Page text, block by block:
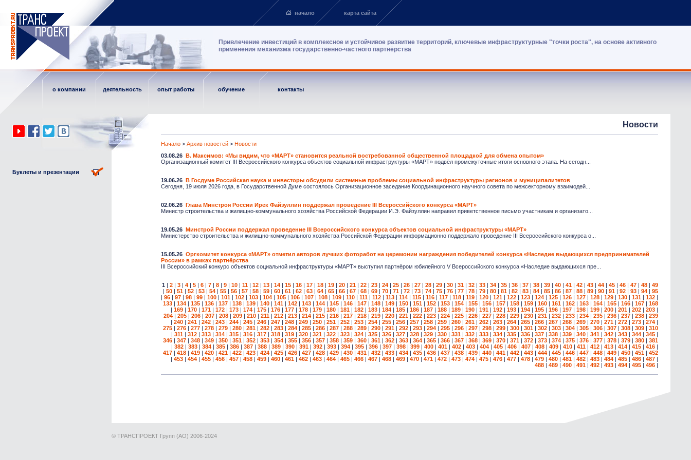
начало карта сайта
Привлечение инвестиций в комплексное и устойчивое развитие территорий, ключевые инфраструктурные "точки роста", на основе активного
применения механизма государственно-частного партнёрства
о компании деятельность опыт работы обучение контакты
Буклеты и презентации
Новости
Начало > Архив новостей > Новости
03.08.26 В. Максимов: «Мы видим, что «МАРТ» становится реальной востребованной общественной площадкой для обмена опытом»
Организационный комитет III Всероссийского конкурса объектов социальной инфраструктуры «МАРТ» подвёл промежуточные итоги основного этапа. На сегодн...
19.06.26 В Госдуме Российская наука и инвесторы обсудили системные проблемы социальной инфраструктуры регионов и муниципалитетов
Сегодня, 19 июля 2026 года, в Государственной Думе состоялось Организационное заседание Координационного научного совета по межсекторному взаимодей...
02.06.26 Глава Минстроя России Ирек Файзуллин поддержал проведение III Всероссийского конкурса «МАРТ»
Министр строительства и жилищно-коммунального хозяйства Российской Федерации И.Э. Файзуллин направил приветственное письмо участникам и организато...
19.05.26 Минстрой России поддержал проведение III Всероссийского конкурса объектов социальной инфраструктуры «МАРТ»
Министерство строительства и жилищно-коммунального хозяйства Российской Федерации информационно поддержало проведение III Всероссийского конкурса о...
15.05.26 Оргкомитет конкурса «МАРТ» отметил авторов лучших фоторабот на церемонии награждения победителей конкурса «Наследие выдающихся предпринимателей
России» в рамках партнёрства
III Всероссийский конкурс объектов социальной инфраструктуры «МАРТ» выступил партнёром юбилейного V Всероссийского конкурса «Наследие выдающихся пре...
1 | 2 | 3 | 4 | 5 | 6 | 7 | 8 | 9 | 10 | 11 | 12 | 13 | 14 | 15 | 16 | 17 | 18 | 19 | 20 | 21 | 22 | 23 | 24 | 25 | 26 | 27 | 28 | 29 | 30 | 31 | 32 | 33 | 34 | 35 | 36 | 37 | 38 | 39 | 40 | 41 | 42 | 43 | 44 | 45 | 46 | 47 | 48 | 49
| 50 | 51 | 52 | 53 | 54 | 55 | 56 | 57 | 58 | 59 | 60 | 61 | 62 | 63 | 64 | 65 | 66 | 67 | 68 | 69 | 70 | 71 | 72 | 73 | 74 | 75 | 76 | 77 | 78 | 79 | 80 | 81 | 82 | 83 | 84 | 85 | 86 | 87 | 88 | 89 | 90 | 91 | 92 | 93 | 94 | 95
| 96 | 97 | 98 | 99 | 100 | 101 | 102 | 103 | 104 | 105 | 106 | 107 | 108 | 109 | 110 | 111 | 112 | 113 | 114 | 115 | 116 | 117 | 118 | 119 | 120 | 121 | 122 | 123 | 124 | 125 | 126 | 127 | 128 | 129 | 130 | 131 | 132 |
133 | 134 | 135 | 136 | 137 | 138 | 139 | 140 | 141 | 142 | 143 | 144 | 145 | 146 | 147 | 148 | 149 | 150 | 151 | 152 | 153 | 154 | 155 | 156 | 157 | 158 | 159 | 160 | 161 | 162 | 163 | 164 | 165 | 166 | 167 | 168
| 169 | 170 | 171 | 172 | 173 | 174 | 175 | 176 | 177 | 178 | 179 | 180 | 181 | 182 | 183 | 184 | 185 | 186 | 187 | 188 | 189 | 190 | 191 | 192 | 193 | 194 | 195 | 196 | 197 | 198 | 199 | 200 | 201 | 202 | 203 |
204 | 205 | 206 | 207 | 208 | 209 | 210 | 211 | 212 | 213 | 214 | 215 | 216 | 217 | 218 | 219 | 220 | 221 | 222 | 223 | 224 | 225 | 226 | 227 | 228 | 229 | 230 | 231 | 232 | 233 | 234 | 235 | 236 | 237 | 238 | 239
| 240 | 241 | 242 | 243 | 244 | 245 | 246 | 247 | 248 | 249 | 250 | 251 | 252 | 253 | 254 | 255 | 256 | 257 | 258 | 259 | 260 | 261 | 262 | 263 | 264 | 265 | 266 | 267 | 268 | 269 | 270 | 271 | 272 | 273 | 274 |
275 | 276 | 277 | 278 | 279 | 280 | 281 | 282 | 283 | 284 | 285 | 286 | 287 | 288 | 289 | 290 | 291 | 292 | 293 | 294 | 295 | 296 | 297 | 298 | 299 | 300 | 301 | 302 | 303 | 304 | 305 | 306 | 307 | 308 | 309 | 310
| 311 | 312 | 313 | 314 | 315 | 316 | 317 | 318 | 319 | 320 | 321 | 322 | 323 | 324 | 325 | 326 | 327 | 328 | 329 | 330 | 331 | 332 | 333 | 334 | 335 | 336 | 337 | 338 | 339 | 340 | 341 | 342 | 343 | 344 | 345 |
346 | 347 | 348 | 349 | 350 | 351 | 352 | 353 | 354 | 355 | 356 | 357 | 358 | 359 | 360 | 361 | 362 | 363 | 364 | 365 | 366 | 367 | 368 | 369 | 370 | 371 | 372 | 373 | 374 | 375 | 376 | 377 | 378 | 379 | 380 | 381
| 382 | 383 | 384 | 385 | 386 | 387 | 388 | 389 | 390 | 391 | 392 | 393 | 394 | 395 | 396 | 397 | 398 | 399 | 400 | 401 | 402 | 403 | 404 | 405 | 406 | 407 | 408 | 409 | 410 | 411 | 412 | 413 | 414 | 415 | 416 |
417 | 418 | 419 | 420 | 421 | 422 | 423 | 424 | 425 | 426 | 427 | 428 | 429 | 430 | 431 | 432 | 433 | 434 | 435 | 436 | 437 | 438 | 439 | 440 | 441 | 442 | 443 | 444 | 445 | 446 | 447 | 448 | 449 | 450 | 451 | 452
| 453 | 454 | 455 | 456 | 457 | 458 | 459 | 460 | 461 | 462 | 463 | 464 | 465 | 466 | 467 | 468 | 469 | 470 | 471 | 472 | 473 | 474 | 475 | 476 | 477 | 478 | 479 | 480 | 481 | 482 | 483 | 484 | 485 | 486 | 487 |
488 | 489 | 490 | 491 | 492 | 493 | 494 | 495 | 496 |
© ТРАНСПРОЕКТ Групп (АО) 2006-2024